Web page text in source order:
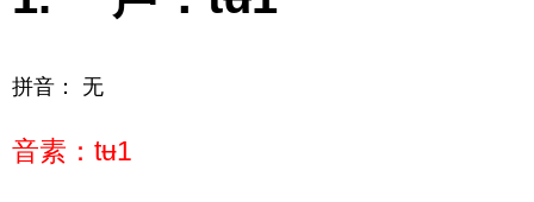
拼音： 无
音素：tʉ1